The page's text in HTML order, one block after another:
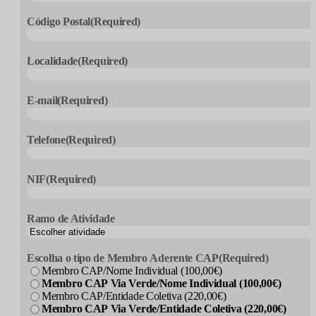
Código Postal(Required)
Localidade(Required)
E-mail(Required)
Telefone(Required)
NIF(Required)
Ramo de Atividade
Escolha o tipo de Membro Aderente CAP(Required)
Membro CAP/Nome Individual (100,00€)
Membro CAP Via Verde/Nome Individual (100,00€)
Membro CAP/Entidade Coletiva (220,00€)
Membro CAP Via Verde/Entidade Coletiva (220,00€)